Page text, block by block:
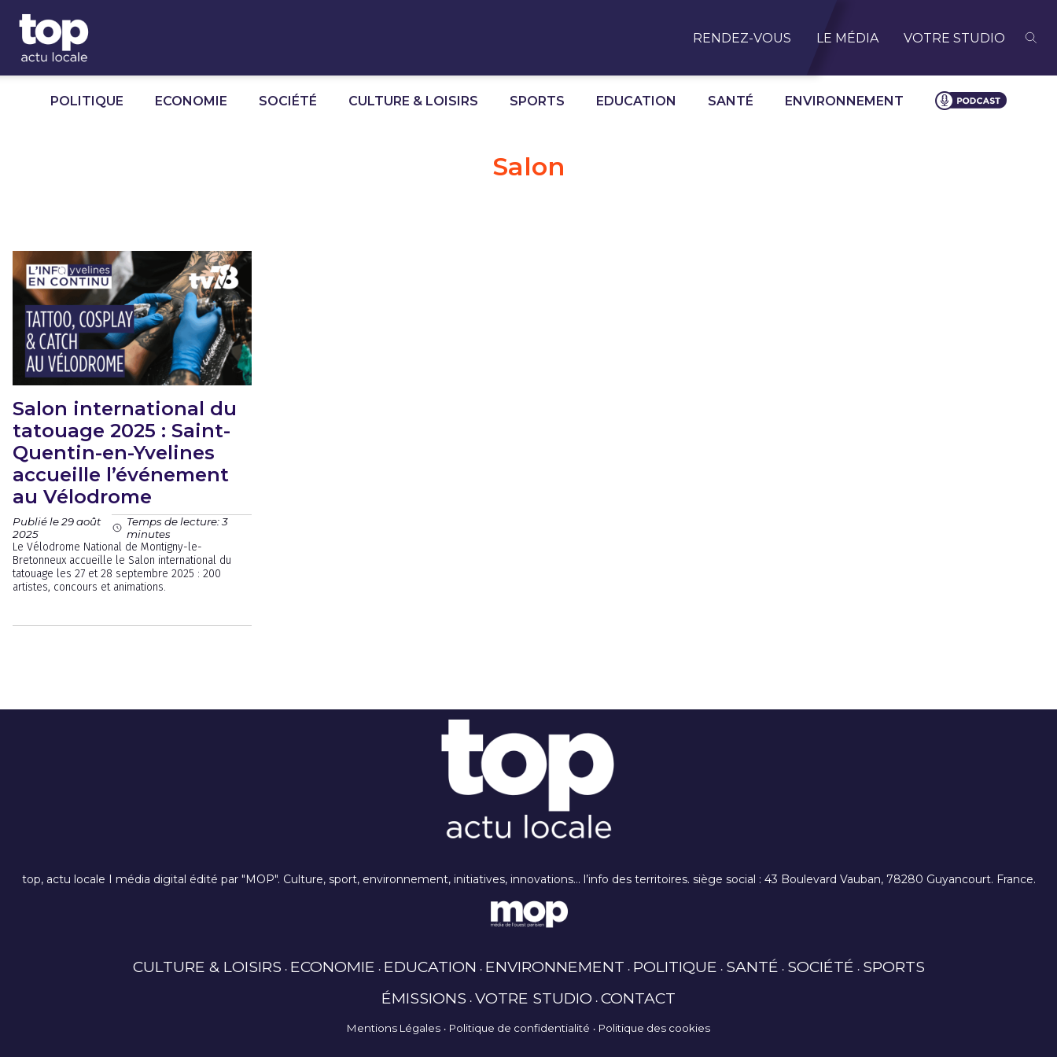
RENDEZ-VOUS LE MÉDIA VOTRE STUDIO
POLITIQUE ECONOMIE SOCIÉTÉ CULTURE & LOISIRS SPORTS EDUCATION SANTÉ ENVIRONNEMENT
Salon
Salon international du
tatouage 2025 : Saint-
Quentin-en-Yvelines
accueille l’événement
au Vélodrome
Publié le 29 août
2025
Temps de lecture: 3
minutes
Le Vélodrome National de Montigny-le-
Bretonneux accueille le Salon international du
tatouage les 27 et 28 septembre 2025 : 200
artistes, concours et animations.
top, actu locale I média digital édité par "MOP". Culture, sport, environnement, initiatives, innovations… l’info des territoires. siège social : 43 Boulevard Vauban, 78280 Guyancourt. France.
CULTURE & LOISIRS ECONOMIE EDUCATION ENVIRONNEMENT POLITIQUE SANTÉ SOCIÉTÉ SPORTS
ÉMISSIONS VOTRE STUDIO CONTACT
Mentions Légales Politique de confidentialité Politique des cookies